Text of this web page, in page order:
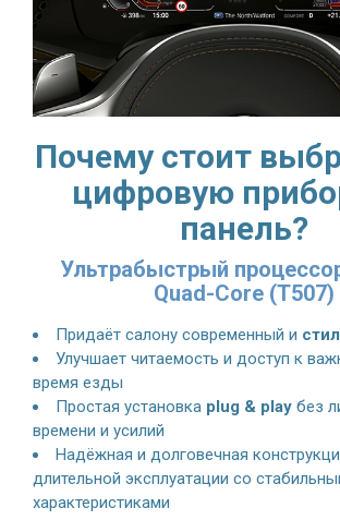
Почему стоит
цифровую
панель?
Ультрабыстрый
Quad-Core (T507)
Придаёт салону современный и
Улучшает читаемость и доступ к
время езды
Простая установка plug & play без
времени и усилий
Надёжная и долговечная
длительной эксплуатации со
характеристиками